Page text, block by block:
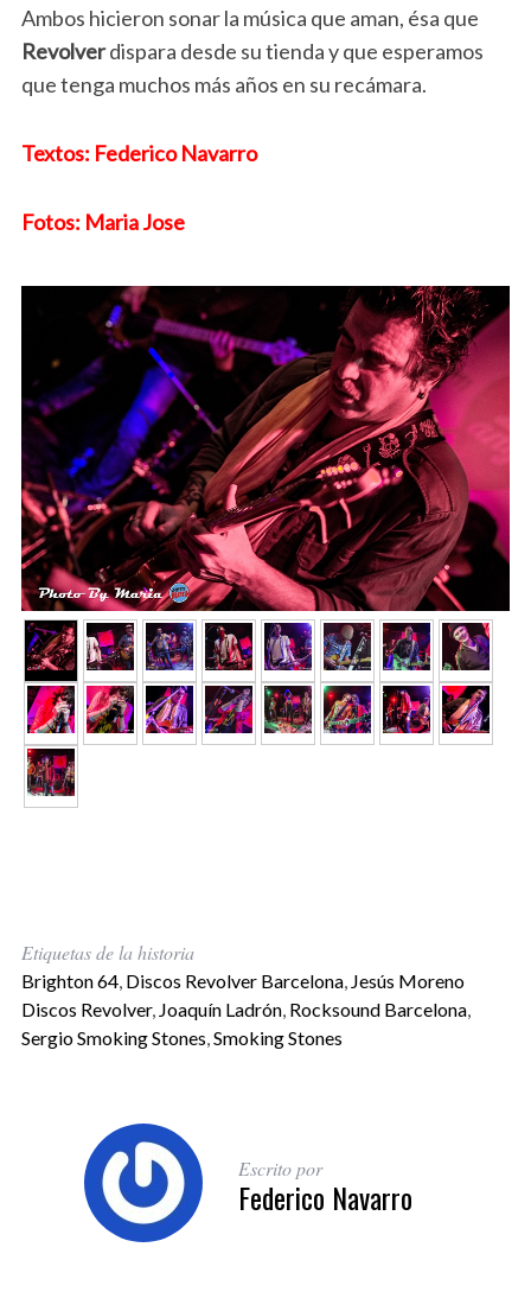
Ambos hicieron sonar la música que aman, ésa que
Revolverdispara desde su tienda y que esperamos
que tenga muchos más años en su recámara.
Textos: Federico Navarro
Fotos: Maria Jose
Etiquetas de la historia
Brighton 64, Discos Revolver Barcelona, Jesús Moreno
Discos Revolver, Joaquín Ladrón, Rocksound Barcelona,
Sergio Smoking Stones,Smoking Stones
Escrito por
Federico Navarro